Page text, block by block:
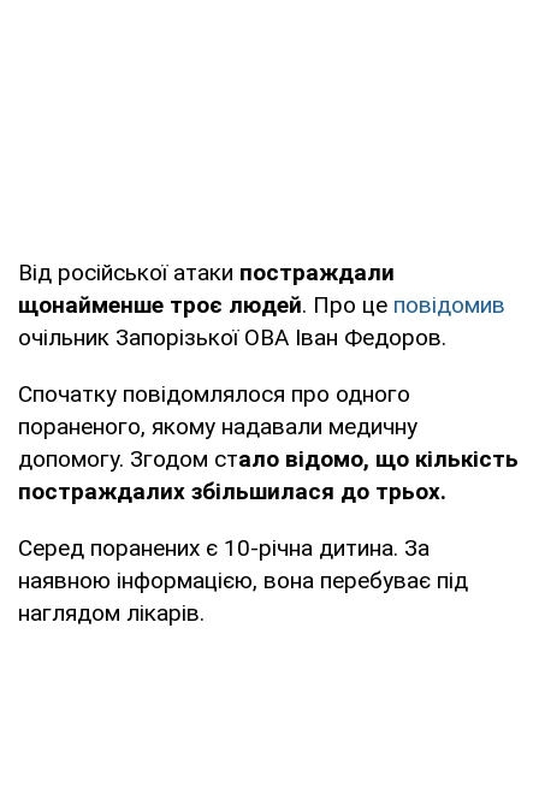
Від російської атаки постраждали
щонайменше троє людей. Про це повідомив
очільник Запорізької ОВА Іван Федоров.
Спочатку повідомлялося про одного
пораненого, якому надавали медичну
допомогу. Згодом стало відомо, що кількість
постраждалих збільшилася до трьох.
Серед поранених є 10-річна дитина. За
наявною інформацією, вона перебуває під
наглядом лікарів.